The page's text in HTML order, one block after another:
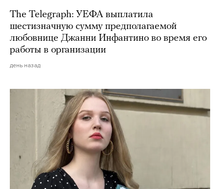
The Telegraph: УЕФА выплатила
шестизначную сумму предполагаемой
любовнице Джанни Инфантино во время его
работы в организации
день назад